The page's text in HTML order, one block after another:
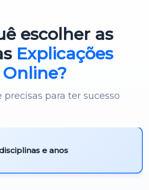
3º Cicloescolher as
Explicações
Online?
precisas para ter sucesso
e anos